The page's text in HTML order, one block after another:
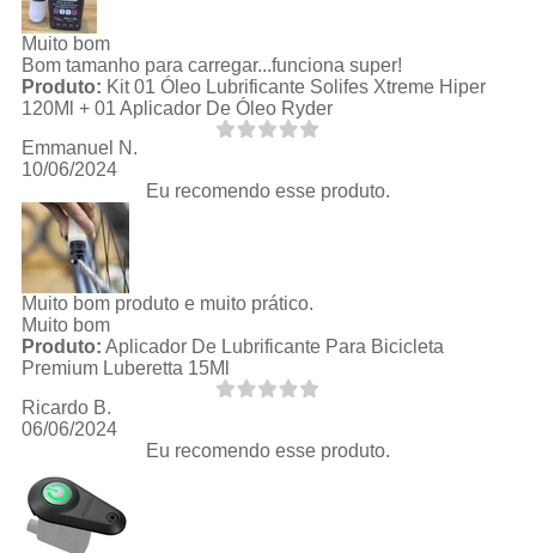
Muito bom
Bom tamanho para carregar...funciona super!
Produto: Kit 01 Óleo Lubrificante Solifes Xtreme Hiper
120Ml + 01 Aplicador De Óleo Ryder
Emmanuel N.
10/06/2024
Eu recomendo esse produto.
Muito bom produto e muito prático.
Muito bom
Produto: Aplicador De Lubrificante Para Bicicleta
Premium Luberetta 15Ml
Ricardo B.
06/06/2024
Eu recomendo esse produto.